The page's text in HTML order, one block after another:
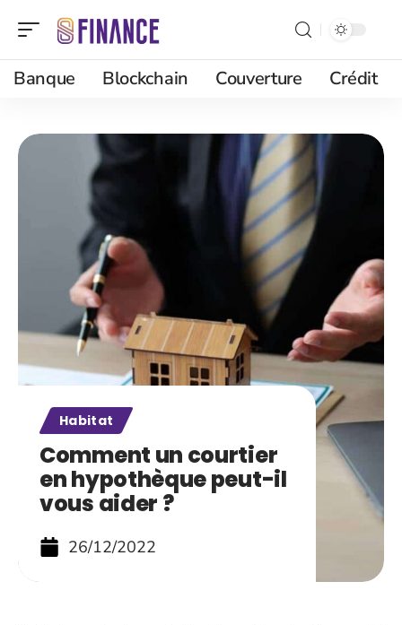
Banque Blockchain Couverture Crédit
Habitat
Comment un courtier
en hypothèque peut-il
vous aider ?
26/12/2022